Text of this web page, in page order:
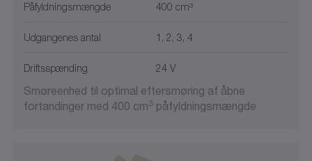
Påfyldningsmængde 400 cm³
Udgangenes antal 1, 2, 3, 4
Driftsspænding 24 V
Smøreenhed til optimal eftersmøring af åbne
fortandinger med 400 cm3 påfyldningsmængde